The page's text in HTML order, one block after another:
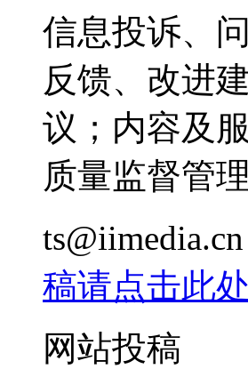
信息投诉、
反馈、改进建
议；内容及
质量监督管理
ts@iimedia.cn
稿请点击此处
网站投稿